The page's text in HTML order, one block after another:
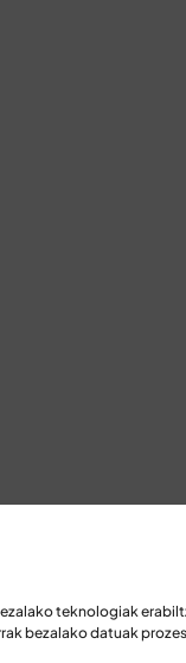
teknologiak
bezalako datuak